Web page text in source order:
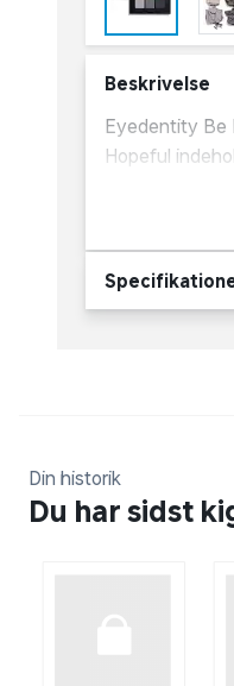
Beskrivelse
Eyedentity Be
Hopeful
øjenskygger,
i tasken.
Danmark. De
høj kvalitet.
Din historik
Du har sidst